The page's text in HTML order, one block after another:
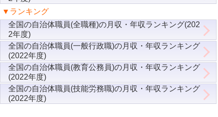
▼ランキング
全国の自治体職員(全職種)の月収・年収ランキング(202
2年度)
全国の自治体職員(一般行政職)の月収・年収ランキング
(2022年度)
全国の自治体職員(教育公務員)の月収・年収ランキング
(2022年度)
全国の自治体職員(技能労務職)の月収・年収ランキング
(2022年度)